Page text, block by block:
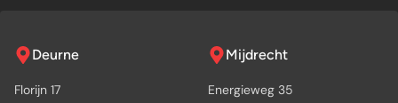
Deurne
Florijn 17
Mijdrecht
Energieweg 35